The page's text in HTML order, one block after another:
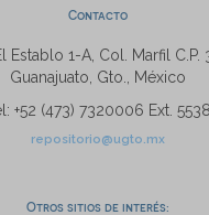
Contacto
Establo 1-A, Col. Marfil C.P.
Guanajuato, Gto., México
+52 (473) 7320006 Ext. 5538
repositorio@ugto.mx
Otros sitios de interés: